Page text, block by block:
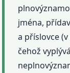
jména,
a příslovce
čehož